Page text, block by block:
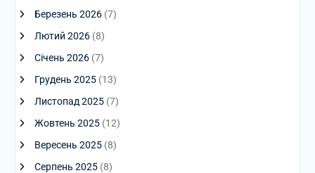
Березень 2026(7)
Лютий 2026(8)
Січень 2026(7)
Грудень 2025(13)
Листопад 2025(7)
Жовтень 2025(12)
Вересень 2025(8)
Серпень 2025(8)